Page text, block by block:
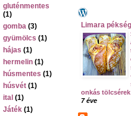
gluténmentes
(1)
gomba (3)
gyümölcs (1)
hájas (1)
hermelin (1)
húsmentes (1)
húsvét (1)
ital (1)
Játék (1)
Limara
onkás tölcsérek
7 éve